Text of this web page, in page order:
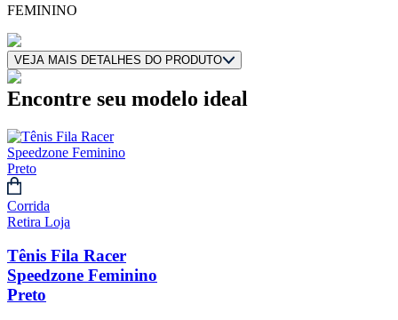
FEMININO
VEJA MAIS DETALHES DO PRODUTO
Encontre seu modelo ideal
Corrida
Retira Loja
Tênis Fila Racer
Speedzone Feminino
Preto